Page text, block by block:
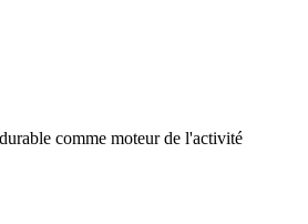
comme moteur de l'activité